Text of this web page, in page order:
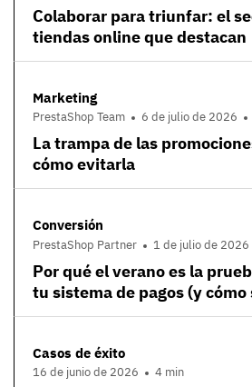
Colaborar para triunfar: el
tiendas online que destacan
Marketing
PrestaShop Team 6 de julio de 2026
La trampa de las
cómo evitarla
Conversión
PrestaShop Partner 1 de julio de 2026
Por qué el verano es la
tu sistema de pagos (y
Casos de éxito
16 de junio de 2026 4 min